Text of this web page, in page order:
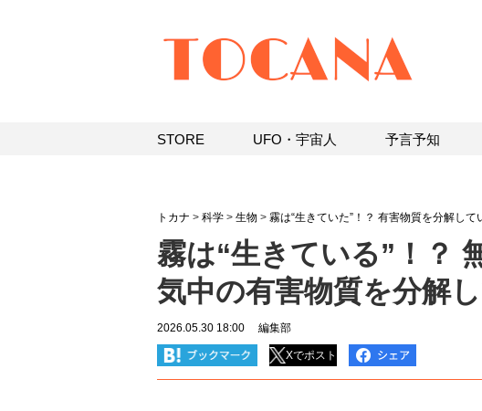
トカナ > 科学 > 生物 > 霧は“生きていた”！？ 有害物質を分解して
霧は“生きている”！？
気中の有害物質を分解
2026.05.30 18:00 編集部
Xでポスト
STORE UFO・宇宙人 予言予知